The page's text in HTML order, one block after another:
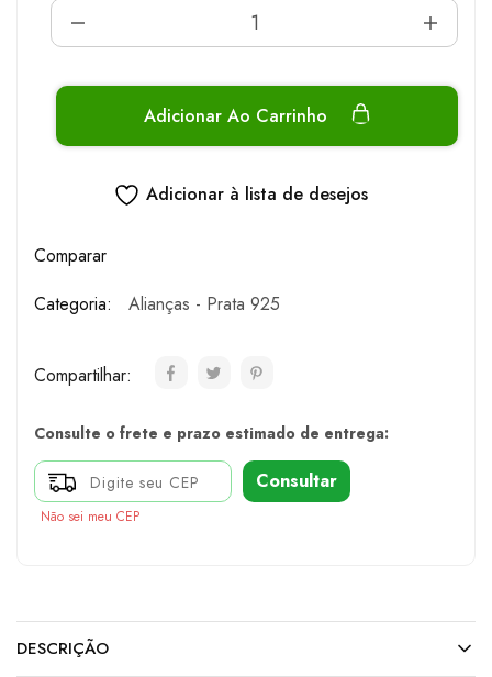
Adicionar Ao Carrinho
Adicionar à lista de desejos
Comparar
Categoria:
Alianças - Prata 925
Compartilhar:
Consulte o frete e prazo estimado de entrega:
Consultar
Não sei meu CEP
DESCRIÇÃO